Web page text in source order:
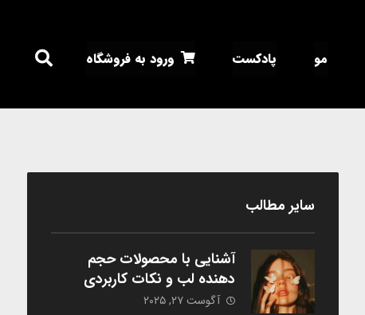
مو پادکست ورود به فروشگاه
سایر مطالب
آشنایی با محصولات حجم
دهنده لب و نکات کاربردی
آگوست ۲۷, ۲۰۲۵